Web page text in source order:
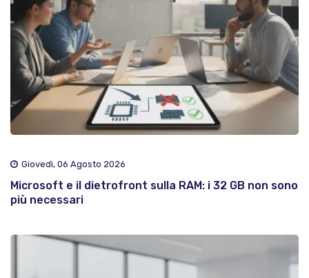
Giovedì, 06 Agosto 2026
Microsoft e il dietrofront sulla RAM: i 32 GB non sono
più necessari